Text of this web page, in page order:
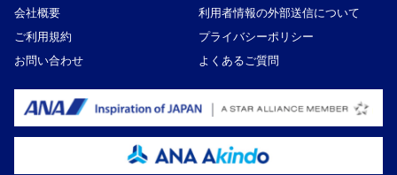
会社概要
利用者情報の外部送信について
ご利用規約
プライバシーポリシー
お問い合わせ
よくあるご質問